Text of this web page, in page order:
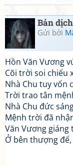
Bản
Gửi bởi
Hồn Văn Vương
Cõi trời soi chiếu
Nhà Chu tuy vốn
Trời trao tân
Nhà Chu đức
Mệnh trời đã
Văn Vương giáng
Ở bên thượng